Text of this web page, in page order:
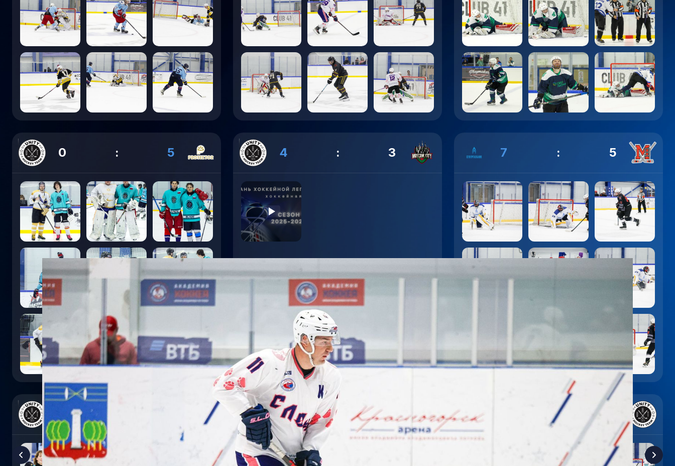
0 : 5 4 : 3 7 : 5
0 1 : 8 :